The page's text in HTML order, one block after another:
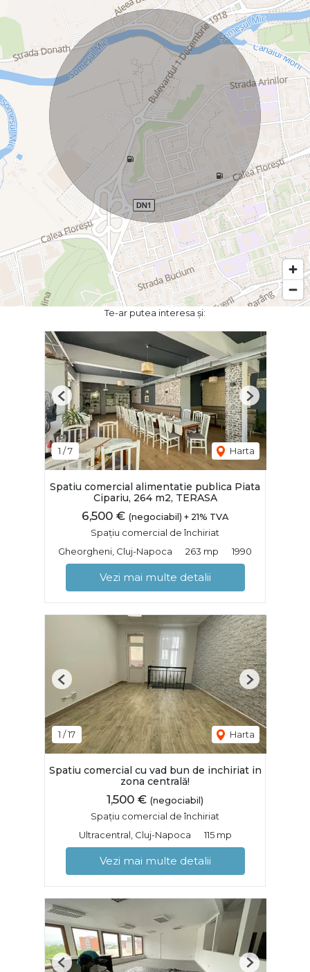
Te-ar putea interesa și:
1 /7 Harta
Previous Next
Spatiu comercial alimentatie publica Piata
Cipariu, 264 m2, TERASA
6,500 € (negociabil) + 21% TVA
Spațiu comercial de închiriat
Gheorgheni, Cluj-Napoca
263 mp 1990
Vezi mai multe detalii
1 /17 Harta
Previous Next
Spatiu comercial cu vad bun de inchiriat in
zona centrală!
1,500 € (negociabil)
Spațiu comercial de închiriat
Ultracentral, Cluj-Napoca
115 mp
Vezi mai multe detalii
Previous Next